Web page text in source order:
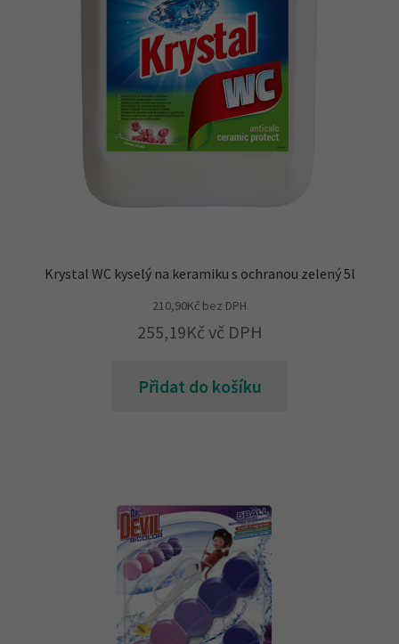
Krystal WC kyselý na keramiku s ochranou zelený 5l
210,90Kč bez DPH
255,19Kč vč DPH
Přidat do košíku